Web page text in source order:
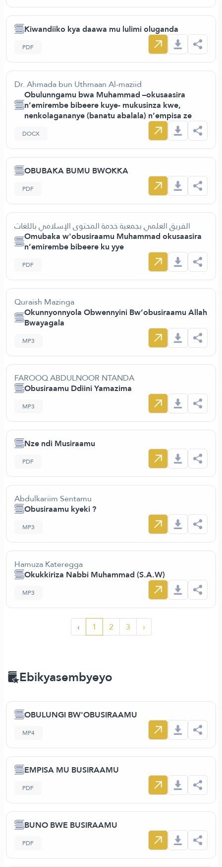
Kiwandiiko kya daawa mu lulimi oluganda
PDF
Dr. Ahmada bun Uthmaan Al-maziid
Obulunngamu bwa Muhammad –okusaasira
n’emirembe bibeere kuye- mukusinza kwe,
nenkolagananye (banatu abalala) n’empisa ze
DOCX
OBUBAKA BUMU BWOKKA
PDF
الفريق العلمي بجمعية خدمة المحتوى الإسلامي باللغات
Omubaka w'obusiraamu Muhammad okusaasira
n’emirembe bibeere ku yye
PDF
Quraish Mazinga
Okunnyonnyola Obwennyini Bw’obusiraamu Allah
Bwayagala
MP3
FAROOQ ABDULNOOR NTANDA
Obusiraamu Ddiini Yamazima
MP3
Nze ndi Musiraamu
PDF
Abdulkariim Sentamu
Obusiraamu kyeki ?
MP3
Hamuza Kateregga
Okukkiriza Nabbi Muhammad (S.A.W)
MP3
‹ 1 2 3 ›
Ebikyasembyeyo
OBULUNGI BW'OBUSIRAAMU
MP4
EMPISA MU BUSIRAAMU
PDF
BUNO BWE BUSIRAAMU
PDF